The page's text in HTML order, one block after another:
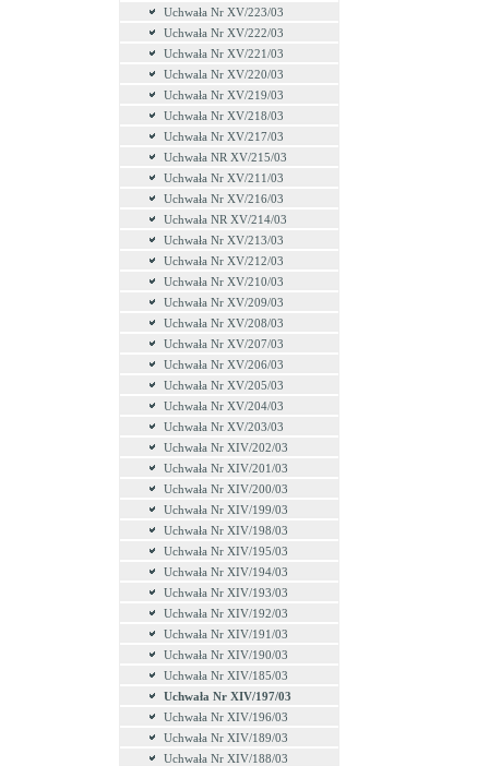
Uchwała Nr XV/223/03
Uchwała Nr XV/222/03
Uchwała Nr XV/221/03
Uchwala Nr XV/220/03
Uchwała Nr XV/219/03
Uchwała Nr XV/218/03
Uchwała Nr XV/217/03
Uchwała NR XV/215/03
Uchwała Nr XV/211/03
Uchwała Nr XV/216/03
Uchwała NR XV/214/03
Uchwała Nr XV/213/03
Uchwała Nr XV/212/03
Uchwała Nr XV/210/03
Uchwała Nr XV/209/03
Uchwała Nr XV/208/03
Uchwała Nr XV/207/03
Uchwała Nr XV/206/03
Uchwała Nr XV/205/03
Uchwała Nr XV/204/03
Uchwała Nr XV/203/03
Uchwała Nr XIV/202/03
Uchwała Nr XIV/201/03
Uchwała Nr XIV/200/03
Uchwała Nr XIV/199/03
Uchwała Nr XIV/198/03
Uchwała Nr XIV/195/03
Uchwała Nr XIV/194/03
Uchwała Nr XIV/193/03
Uchwała Nr XIV/192/03
Uchwała Nr XIV/191/03
Uchwała Nr XIV/190/03
Uchwała Nr XIV/185/03
Uchwała Nr XIV/197/03
Uchwała Nr XIV/196/03
Uchwała Nr XIV/189/03
Uchwała Nr XIV/188/03